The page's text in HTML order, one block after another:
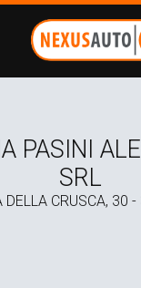
PASINI
SRL
DELLA CRUSCA, 30